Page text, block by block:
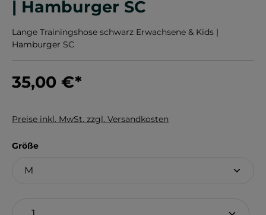
| Hamburger SC
Lange Trainingshose schwarz Erwachsene & Kids |
Hamburger SC
35,00 €*
Preise inkl. MwSt. zzgl. Versandkosten
Größeauswählen